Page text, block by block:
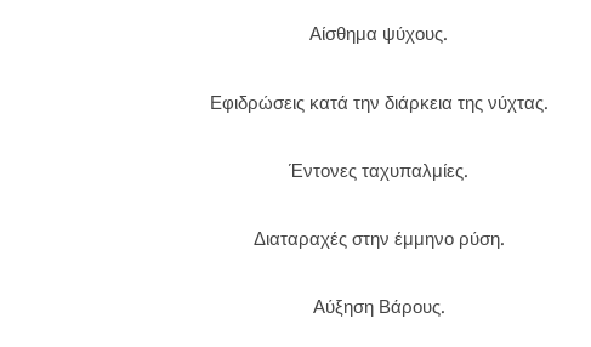
Αίσθημα ψύχους.
Εφιδρώσεις κατά την διάρκεια της νύχτας.
Έντονες ταχυπαλμίες.
Διαταραχές στην έμμηνο ρύση.
Αύξηση Βάρους.